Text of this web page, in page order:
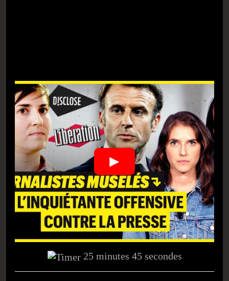
25 minutes 45 secondes